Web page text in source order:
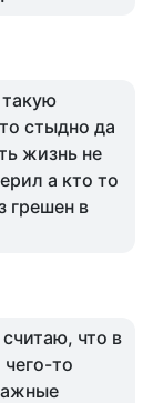
стыдно да
жизнь не
а кто то
грешен в
что в
то